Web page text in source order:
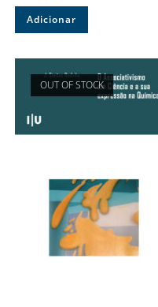
Adicionar
OUT OF STOCK